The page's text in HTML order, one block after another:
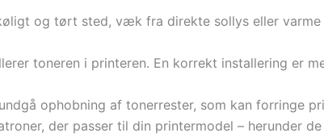
og tørt sted, væk fra direkte sollys eller varme
toneren i printeren. En korrekt installering er
ophobning af tonerrester, som kan forringe
der passer til din printermodel – herunder